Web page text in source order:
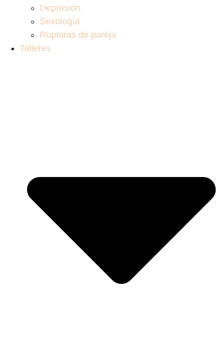
Depresión
Sexología
Rupturas de pareja
Talleres